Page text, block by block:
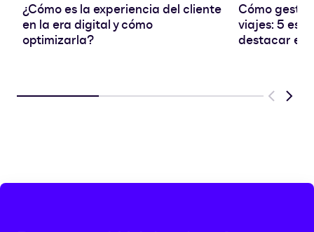
¿Cómo es la experiencia del cliente
en la era digital y cómo
optimizarla?
Cómo
viajes: 5
destacar el
Previous
Next